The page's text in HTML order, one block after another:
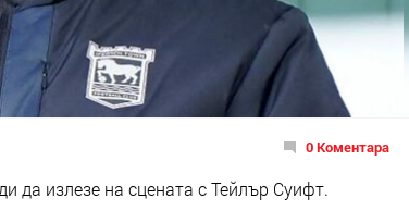
0 Коментара
да излезе на сцената с Тейлър Суифт.